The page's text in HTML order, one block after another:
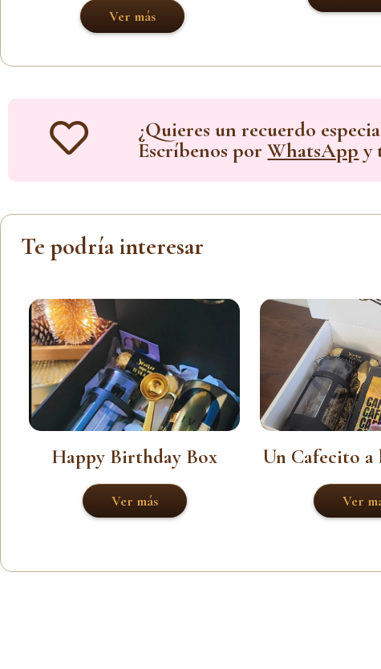
Ver más
¿Quieres un recuerdo
Escríbenos porWhatsAppy
Te podría interesar
Happy Birthday Box
Ver más
Un Cafecito a
Ver